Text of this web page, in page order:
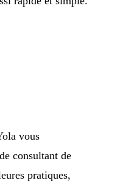
vous
consultant de
pratiques,